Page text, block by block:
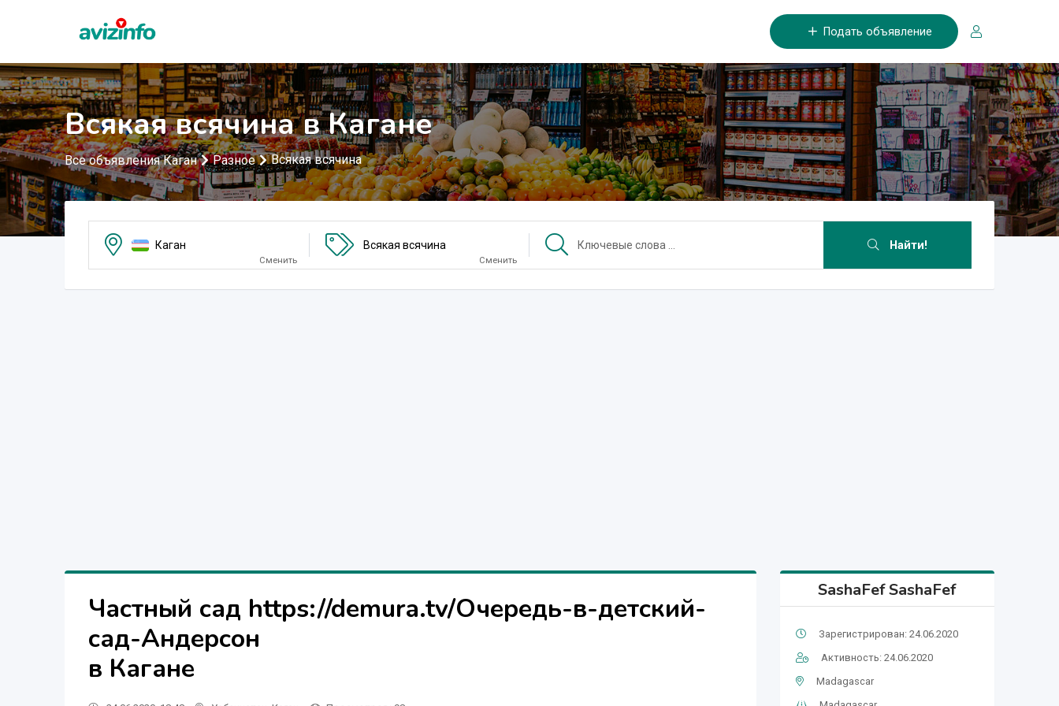
Подать объявление
Всякая всячина в Кагане
Все объявления Каган Разное Всякая всячина
Каган
Сменить
Всякая всячина
Сменить
Найти!
Частный сад https://demura.tv/Очередь-в-детский-
сад-Андерсон
в Кагане
SashaFef SashaFef
Зарегистрирован: 24.06.2020
Активность: 24.06.2020
Madagascar